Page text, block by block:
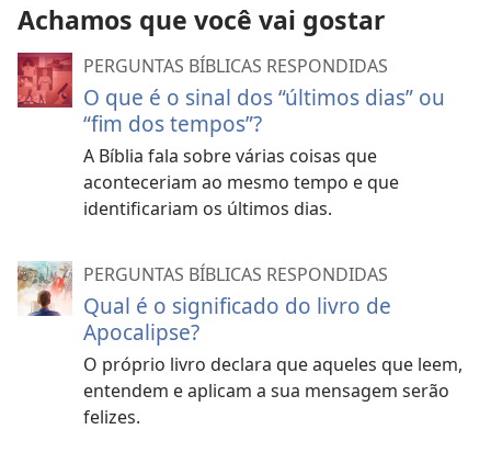
Achamos que você vai gostar
PERGUNTAS BÍBLICAS RESPONDIDAS
O que é o sinal dos “últimos dias” ou
“fim dos tempos”?
A Bíblia fala sobre várias coisas que
aconteceriam ao mesmo tempo e que
identificariam os últimos dias.
PERGUNTAS BÍBLICAS RESPONDIDAS
Qual é o significado do livro de
Apocalipse?
O próprio livro declara que aqueles que leem,
entendem e aplicam a sua mensagem serão
felizes.